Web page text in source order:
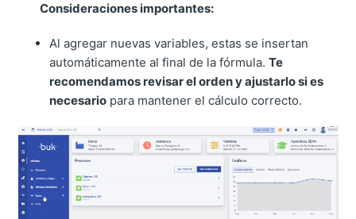
Consideraciones importantes:
Al agregar nuevas variables, estas se insertan
automáticamente al final de la fórmula.Te
recomendamos revisar el orden y ajustarlo si es
necesario para mantener el cálculo correcto.